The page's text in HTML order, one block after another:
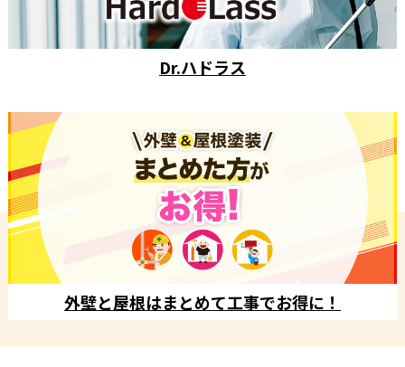
Dr.ハドラス
外壁と屋根はまとめて工事でお得に！